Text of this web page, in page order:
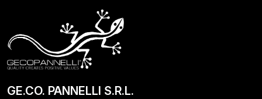
GE.CO. PANNELLI S.R.L.